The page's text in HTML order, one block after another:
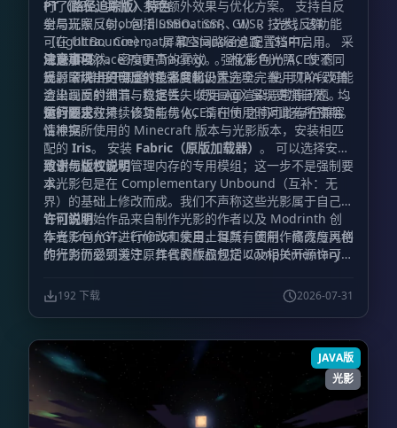
行了修改，并加入多项额外效果与优化方案。 支持自反
射与玩家反射，包括 SSBO、SSR、WSR 技术；该功能
可在 Ultra、Cinematic 和 Standard 配置档中启用。 采
用更加自然、密度更高的雾效。 强化彩色光照，使不同
光源呈现出更明显的色彩变化。
PT（路径追踪版）特色
全局光照（Global Illumination，GI）。 光线反弹
（Light Bounce）。 屏幕空间路径追踪（SSPT，
Screen-Space Path-Tracing）。 标准 Film ACES 滤
镜。 新增用于调整 GI 强度的设置选项。 使用 TAA 改善
渲染画面的细节与稳定性。 使用 AgX 呈现更加自然、均
衡的阳光效果；该功能与 ACES Film 之间可能存在兼容
性冲突。
注意事项
反射区块中的自反射技术目前仍未完全完善。现阶段可能
会出现反射泄漏、数据丢失以及画面渲染异常等问题。相
关问题正在持续修复与优化，请在使用时对此有所预期。
运行要求
请根据所使用的 Minecraft 版本与光影版本，安装相匹
配的 Iris。 安装 Fabric（原版加载器） 。 可以选择安装
用于优化性能和管理内存的专用模组；这一步不是强制要
求。
致谢与版权说明
本光影包是在 Complementary Unbound（互补：无
界）的基础上修改而成。我们不声称这些光影属于自己，
它们的原始作品来自制作光影的作者以及 Modrinth 创
作者 EminGT。EminGT 来自土耳其，因制作高亮度风格
的光影而受到关注，其代表作品包括 Complementary
Shaders（互补光影）以及 Complementary
Reimagined（互补：重构版）。
许可说明
本光影包允许进行修改和使用，但所有使用、修改与再创
作行为仍必须遵守原作者的版权规定以及相关开源许可要
192 下载 2026-07-31
JAVA版
光影